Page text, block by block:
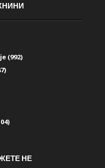
(992)
НЕ